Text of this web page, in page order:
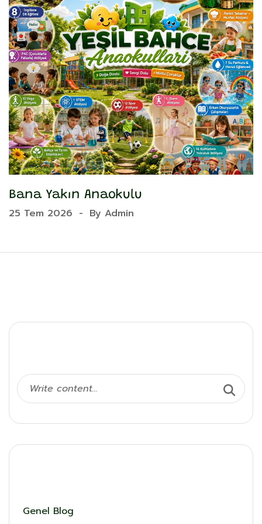
Bana Yakın Anaokulu
25 Tem 2026 - By Admin
Genel Blog